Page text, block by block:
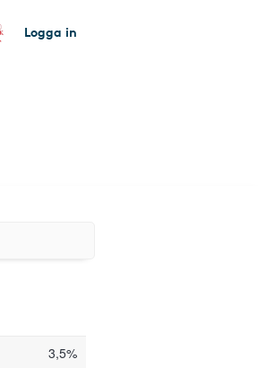
Logga in
3,5%